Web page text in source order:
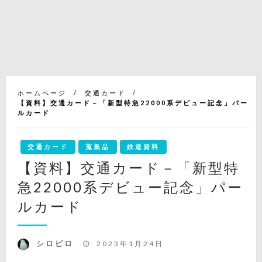
ホームページ
交通カード
【資料】交通カード－「新型特急22000系デビュー記念」パー
ルカード
交通カード 蒐集品 鉄道資料
【資料】交通カード－「新型特
急22000系デビュー記念」パー
ルカード
シロピロ
投
2023年1月24日